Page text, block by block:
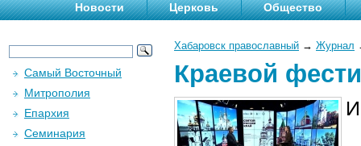
Новости Церковь Общество
Хабаровск православный → Журнал
Краевой
Самый Восточный
Митрополия
Епархия
Семинария